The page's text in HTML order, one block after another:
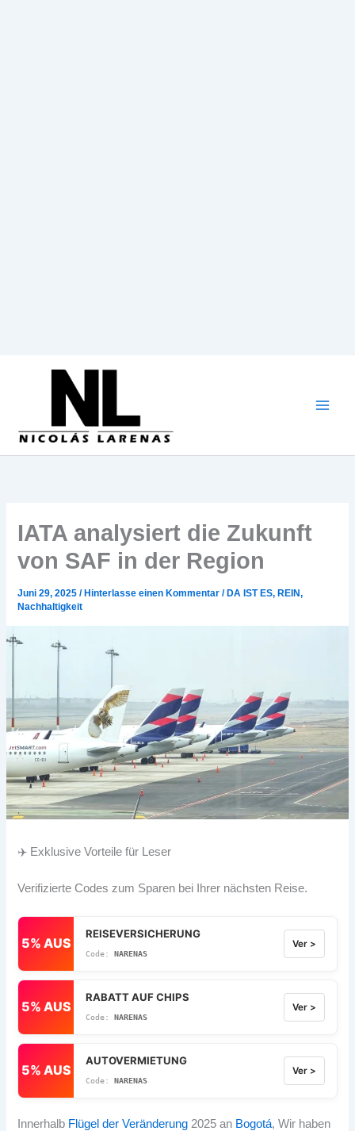
IATA analysiert die Zukunft
von SAF in der Region
Juni 29, 2025/ Hinterlasse einen Kommentar / DA IST ES, REIN,
Nachhaltigkeit
✈️ Exklusive Vorteile für Leser
Verifizierte Codes zum Sparen bei Ihrer nächsten Reise.
5% AUS
REISEVERSICHERUNG
NARENAS
Ver >
5% AUS
RABATT AUF CHIPS
NARENAS
Ver >
5% AUS
AUTOVERMIETUNG
NARENAS
Ver >
Innerhalb Flügel der Veränderung 2025 an Bogotá, Wir haben